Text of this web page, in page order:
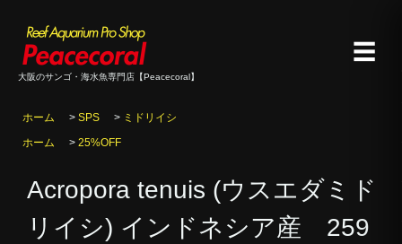
大阪のサンゴ・海水魚専門店【Peacecoral】
☰
ホーム > SPS > ミドリイシ
ホーム
> 25%OFF
Acropora tenuis (ウスエダミド
リイシ) インドネシア産 259